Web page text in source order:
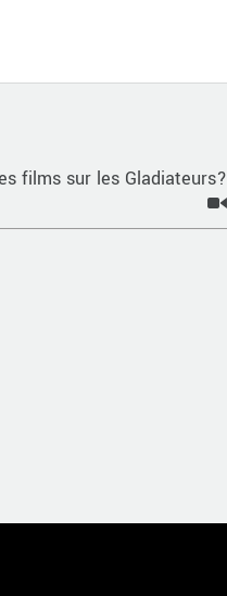
films sur les Gladiateurs?